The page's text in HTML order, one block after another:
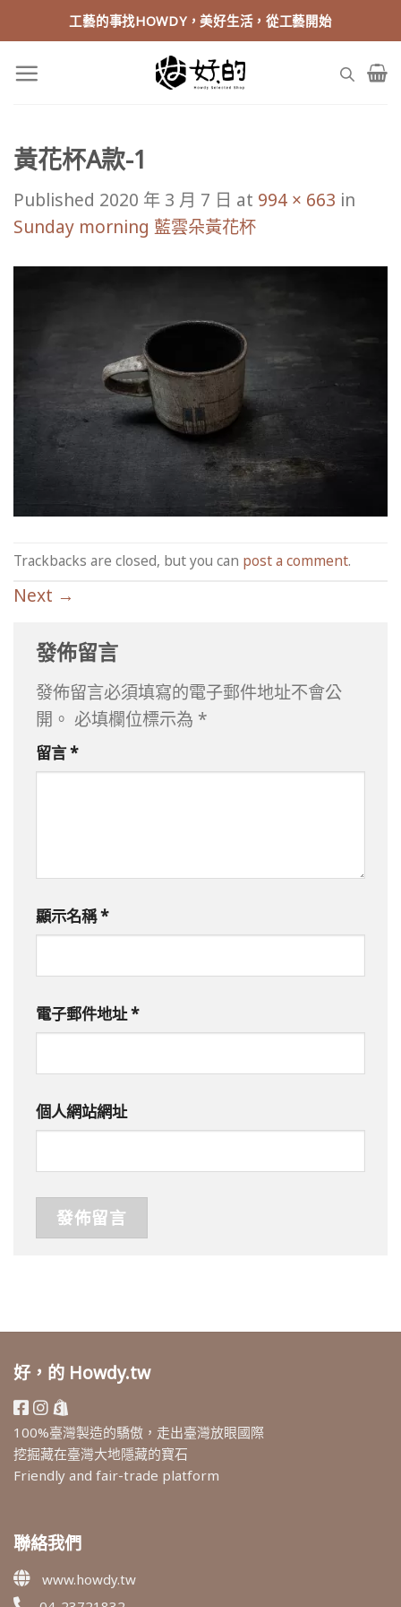
to
content
工藝的事找HOWDY，美好生活，從工藝開始
黃花杯A款-1
Published 2020 年 3 月 7 日 at 994 × 663 in
Sunday morning 藍雲朵黃花杯
Trackbacks are closed, but you can post a comment.
Next →
發佈留言
發佈留言必須填寫的電子郵件地址不會公
開。 必填欄位標示為 *
留言*
顯示名稱*
電子郵件地址*
個人網站網址
好，的 Howdy.tw
100%臺灣製造的驕傲，走出臺灣放眼國際
挖掘藏在臺灣大地隱藏的寶石
Friendly and fair-trade platform
聯絡我們
www.howdy.tw